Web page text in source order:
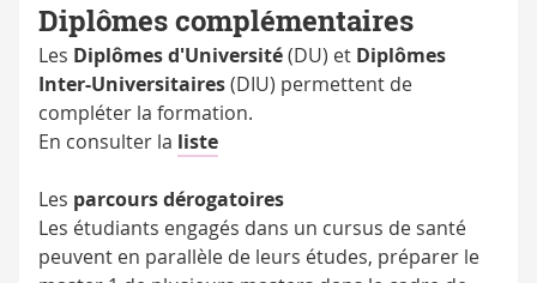
Diplômes complémentaires
Les Diplômes d'Université(DU) et Diplômes
Inter-Universitaires(DIU) permettent de
compléter la formation.
En consulter la liste
Les parcours dérogatoires
Les étudiants engagés dans un cursus de santé
peuvent en parallèle de leurs études, préparer le